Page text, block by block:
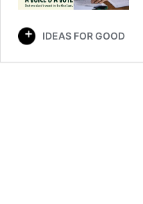
IDEAS FOR GOOD